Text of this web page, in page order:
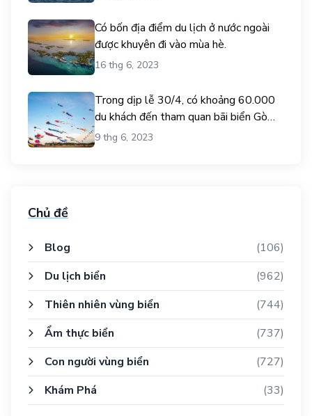
Có bốn địa điểm du lịch ở nước ngoài
được khuyên đi vào mùa hè.
16 thg 6, 2023
Trong dịp lễ 30/4, có khoảng 60.000
du khách đến tham quan bãi biển Gò
Công.
9 thg 6, 2023
Chủ đề
Blog
(106)
Du lịch biển
(962)
Thiên nhiên vùng biển
(744)
Ẩm thực biển
(737)
Con người vùng biển
(727)
Khám Phá
(33)